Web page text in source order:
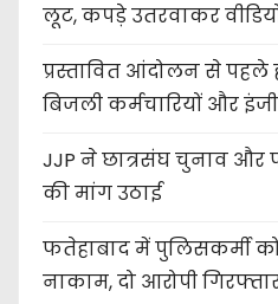
लूट, कपड़े उतरवाकर
प्रस्तावित आंदोलन से पहले
बिजली कर्मचारियों और
JJP ने छात्रसंघ चुनाव और
की मांग उठाई
फतेहाबाद में पुलिसकर्मी
नाकाम, दो आरोपी